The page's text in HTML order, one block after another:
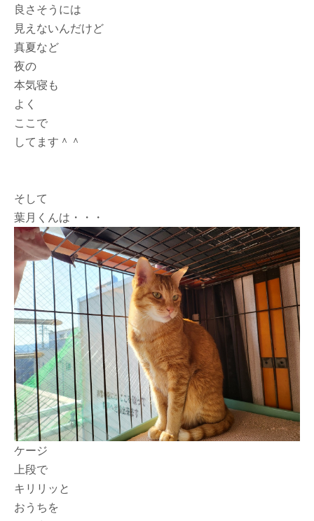
良さそうには
見えないんだけど
真夏など
夜の
本気寝も
よく
ここで
してます＾＾
そして
葉月くんは・・・
ケージ
上段で
キリリッと
おうちを